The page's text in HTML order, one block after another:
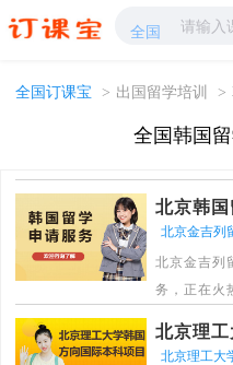
韩国留学培训-韩国留学学校哪家
全国
全国订课宝 > 出国留学培训 >
全国韩国
北京韩
北京金吉列
北京金吉列
务，正在火
北京理工大